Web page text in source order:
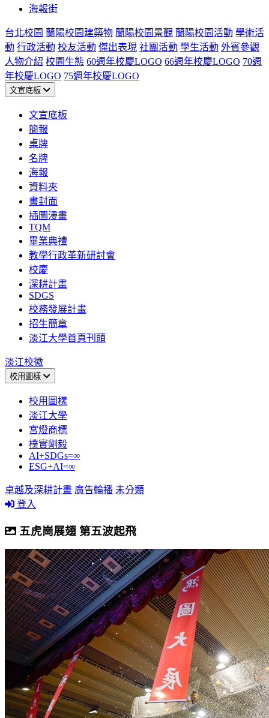
海報街
台北校園 蘭陽校園建築物 蘭陽校園景觀 蘭陽校園活動 學術活
動 行政活動 校友活動 傑出表現 社團活動 學生活動 外賓參觀
人物介紹 校園生態 60週年校慶LOGO 66週年校慶LOGO 70週
年校慶LOGO 75週年校慶LOGO
文宣底板
文宣底板
簡報
桌牌
名牌
海報
資料夾
書封面
插圖漫畫
TQM
畢業典禮
教學行政革新研討會
校慶
深耕計畫
SDGS
校務發展計畫
招生簡章
淡江大學首頁刊頭
淡江校徽
校用圖樣
校用圖樣
淡江大學
宮燈商標
樸實剛毅
AI+SDGs=∞
ESG+AI=∞
卓越及深耕計畫 廣告輪播 未分類
登入
五虎崗展翅 第五波起飛